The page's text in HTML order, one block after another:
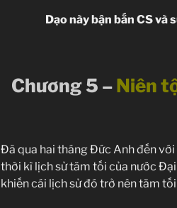
Dạo này bận bắn CS và
Chương 5 –Niên
Đã qua hai tháng Đức Anh đến
thời kì lịch sử tăm tối của nước
khiến cái lịch sử đó trở nên tăm